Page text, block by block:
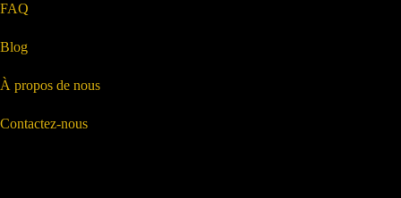
FAQ
Blog
À propos de nous
Contactez-nous